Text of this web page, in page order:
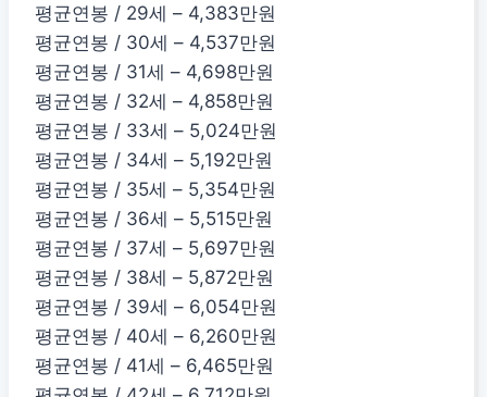
평균연봉 / 29세 – 4,383만원
평균연봉 / 30세 – 4,537만원
평균연봉 / 31세 – 4,698만원
평균연봉 / 32세 – 4,858만원
평균연봉 / 33세 – 5,024만원
평균연봉 / 34세 – 5,192만원
평균연봉 / 35세 – 5,354만원
평균연봉 / 36세 – 5,515만원
평균연봉 / 37세 – 5,697만원
평균연봉 / 38세 – 5,872만원
평균연봉 / 39세 – 6,054만원
평균연봉 / 40세 – 6,260만원
평균연봉 / 41세 – 6,465만원